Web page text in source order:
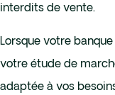
interdits de vente.
Lorsque votre
votre étude de
adaptée à vos